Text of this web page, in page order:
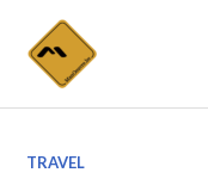
Spring
naar
inhoud
TRAVEL